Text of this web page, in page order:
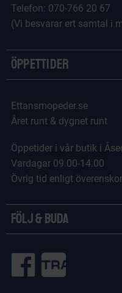
Telefon: 070-766 20 67
(Vi besvarar ert samtal i
Öppettider
Ettansmopeder.se
Året runt & dygnet runt
Öppetider i vår butik i
Vardagar 09.00-14.00
Övrig tid enligt
Följ & Buda